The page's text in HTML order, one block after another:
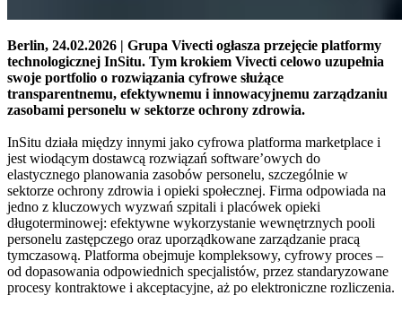
Berlin, 24.02.2026 | Grupa Vivecti ogłasza przejęcie platformy
technologicznej InSitu. Tym krokiem Vivecti celowo uzupełnia
swoje portfolio o rozwiązania cyfrowe służące
transparentnemu, efektywnemu i innowacyjnemu zarządzaniu
zasobami personelu w sektorze ochrony zdrowia.
InSitu działa między innymi jako cyfrowa platforma marketplace i
jest wiodącym dostawcą rozwiązań software’owych do
elastycznego planowania zasobów personelu, szczególnie w
sektorze ochrony zdrowia i opieki społecznej. Firma odpowiada na
jedno z kluczowych wyzwań szpitali i placówek opieki
długoterminowej: efektywne wykorzystanie wewnętrznych pooli
personelu zastępczego oraz uporządkowane zarządzanie pracą
tymczasową. Platforma obejmuje kompleksowy, cyfrowy proces –
od dopasowania odpowiednich specjalistów, przez standaryzowane
procesy kontraktowe i akceptacyjne, aż po elektroniczne rozliczenia.